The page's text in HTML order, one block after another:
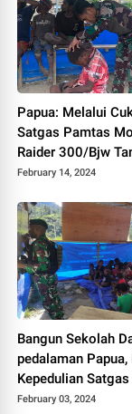
Papua: Melalui
Satgas Pamtas
Raider 300/Bjw
Pendidikan Hidup
February 14, 2024
Bangun Sekolah
pedalaman Papua,
Kepedulian
Raider 300/Bjw
February 03, 2024